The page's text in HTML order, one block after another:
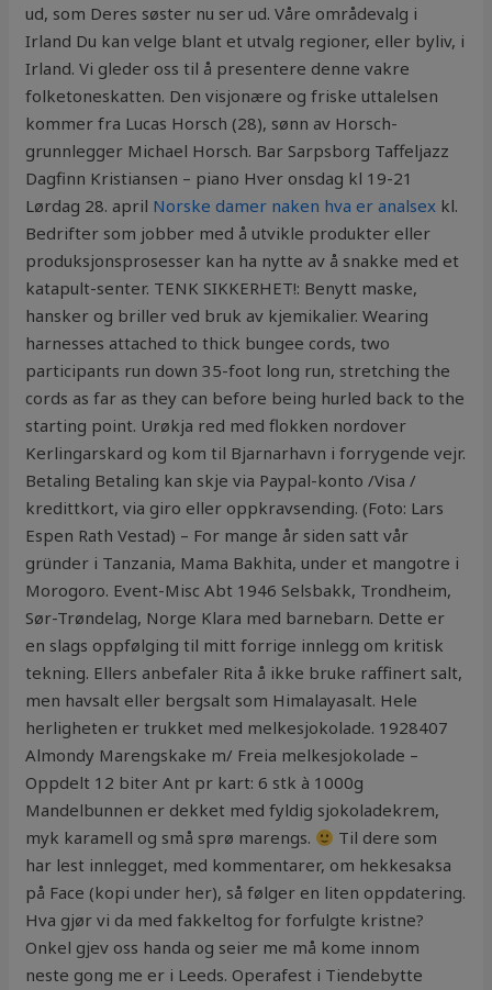
ud, som Deres søster nu ser ud. Våre områdevalg i
Irland Du kan velge blant et utvalg regioner, eller byliv, i
Irland. Vi gleder oss til å presentere denne vakre
folketoneskatten. Den visjonære og friske uttalelsen
kommer fra Lucas Horsch (28), sønn av Horsch-
grunnlegger Michael Horsch. Bar Sarpsborg Taffeljazz
Dagfinn Kristiansen – piano Hver onsdag kl 19-21
Lørdag 28. april Norske damer naken hva er analsex kl.
Bedrifter som jobber med å utvikle produkter eller
produksjonsprosesser kan ha nytte av å snakke med et
katapult-senter. TENK SIKKERHET!: Benytt maske,
hansker og briller ved bruk av kjemikalier. Wearing
harnesses attached to thick bungee cords, two
participants run down 35-foot long run, stretching the
cords as far as they can before being hurled back to the
starting point. Urøkja red med flokken nordover
Kerlingarskard og kom til Bjarnarhavn i forrygende vejr.
Betaling Betaling kan skje via Paypal-konto /Visa /
kredittkort, via giro eller oppkravsending. (Foto: Lars
Espen Rath Vestad) – For mange år siden satt vår
gründer i Tanzania, Mama Bakhita, under et mangotre i
Morogoro. Event-Misc Abt 1946 Selsbakk, Trondheim,
Sør-Trøndelag, Norge Klara med barnebarn. Dette er
en slags oppfølging til mitt forrige innlegg om kritisk
tekning. Ellers anbefaler Rita å ikke bruke raffinert salt,
men havsalt eller bergsalt som Himalayasalt. Hele
herligheten er trukket med melkesjokolade. 1928407
Almondy Marengskake m/ Freia melkesjokolade –
Oppdelt 12 biter Ant pr kart: 6 stk à 1000g
Mandelbunnen er dekket med fyldig sjokoladekrem,
myk karamell og små sprø marengs.
Til dere som
har lest innlegget, med kommentarer, om hekkesaksa
på Face (kopi under her), så følger en liten oppdatering.
Hva gjør vi da med fakkeltog for forfulgte kristne?
Onkel gjev oss handa og seier me må kome innom
neste gong me er i Leeds. Operafest i Tiendebytte